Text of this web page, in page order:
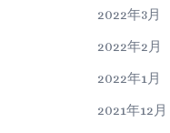
2022年3月
2022年2月
2022年1月
2021年12月